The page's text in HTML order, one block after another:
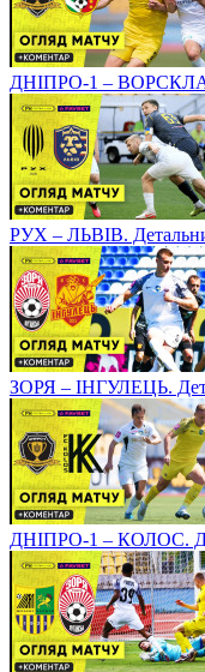
ДНІПРО-1 – ВОРСКЛА.
РУХ – ЛЬВІВ.
ЗОРЯ – ІНГУЛЕЦЬ.
ДНІПРО-1 – КОЛОС.